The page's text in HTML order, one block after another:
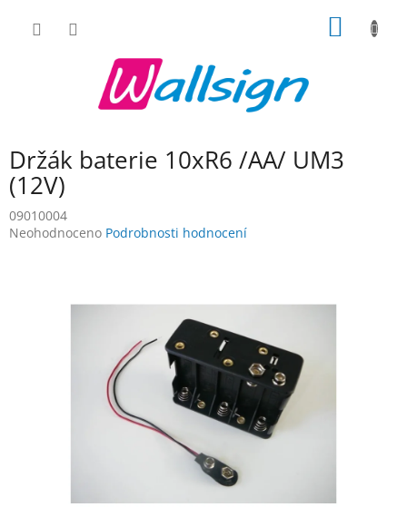
Držák baterie 10xR6 /AA/ UM3
(12V)
09010004
Průměrné
Neohodnoceno Podrobnosti hodnocení